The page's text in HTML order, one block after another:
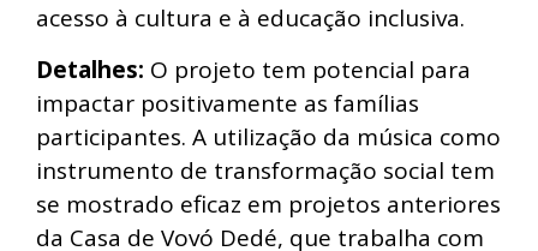
acesso à cultura e à educação inclusiva.
Detalhes: O projeto tem potencial para
impactar positivamente as famílias
participantes. A utilização da música como
instrumento de transformação social tem
se mostrado eficaz em projetos anteriores
da Casa de Vovó Dedé, que trabalha com